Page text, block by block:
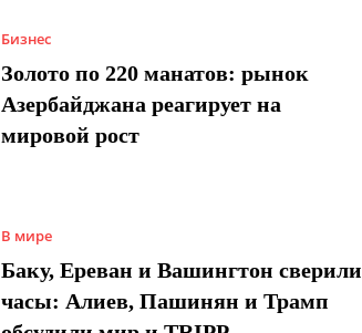
Бизнес
Золото по 220 манатов: рынок
Азербайджана реагирует на
мировой рост
В мире
Баку, Ереван и Вашингтон сверили
часы: Алиев, Пашинян и Трамп